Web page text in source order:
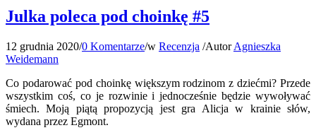
Julka poleca pod choinkę #5
12 grudnia 2020/0 Komentarze/w Recenzja /AutorAgnieszka
Weidemann
Co podarować pod choinkę większym rodzinom z dziećmi? Przede
wszystkim coś, co je rozwinie i jednocześnie będzie wywoływać
śmiech. Moją piątą propozycją jest gra Alicja w krainie słów,
wydana przez Egmont.